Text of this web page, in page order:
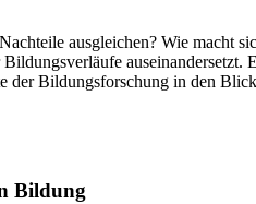
ausgleichen? Wie macht
auseinandersetzt.
der Bildungsforschung in den
Bildung